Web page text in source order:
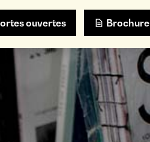
ouvertes Brochure